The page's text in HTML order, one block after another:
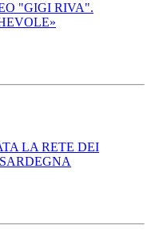
"GIGI RIVA".
LA RETE DEI